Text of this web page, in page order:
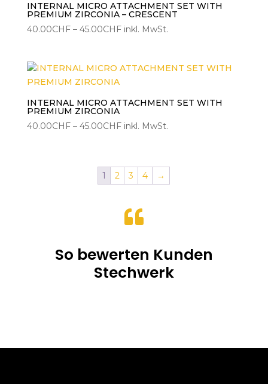
INTERNAL MICRO ATTACHMENT SET WITH
PREMIUM ZIRCONIA – CRESCENT
40.00CHF – 45.00CHFPreisspanne:
45.00CHF
inkl. MwSt.
INTERNAL MICRO ATTACHMENT SET WITH
PREMIUM ZIRCONIA
40.00CHF – 45.00CHFPreisspanne:
45.00CHF
inkl. MwSt.
1 2 3 4 →

So bewerten Kunden
Stechwerk